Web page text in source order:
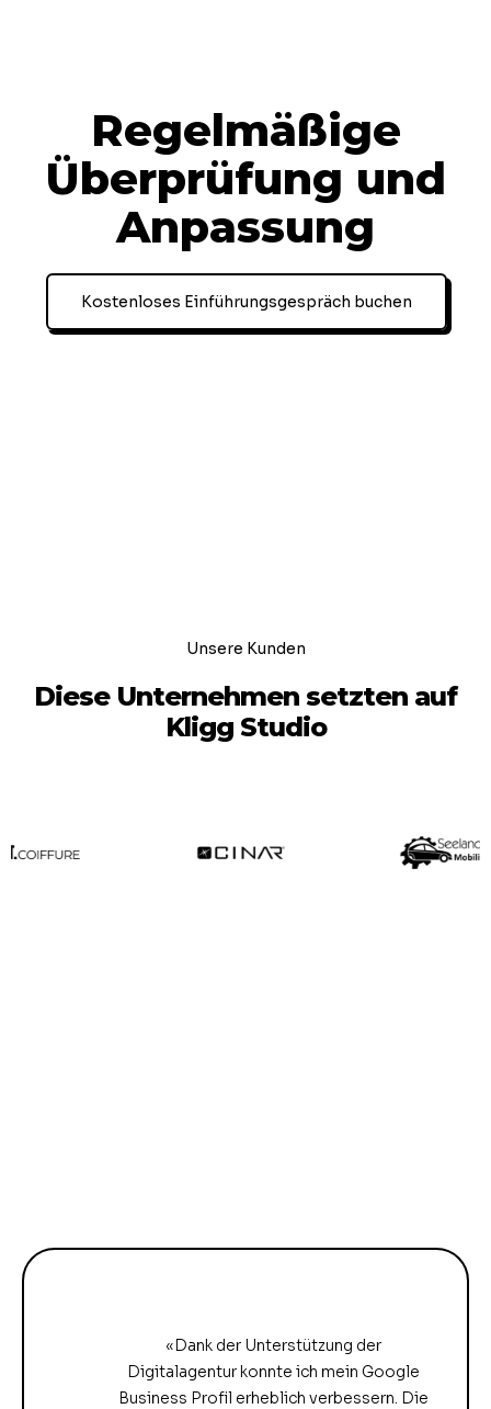
Regelmäßige
Überprüfung und
Anpassung
Kostenloses Einführungsgespräch buchen
Unsere Kunden
Diese Unternehmen setzten auf
Kligg Studio
«Dank der Unterstützung der
Digitalagentur konnte ich mein Google
Business Profil erheblich verbessern. Die